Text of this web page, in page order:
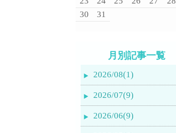
30
31
月別記事一覧
2026/08(1)
2026/07(9)
2026/06(9)